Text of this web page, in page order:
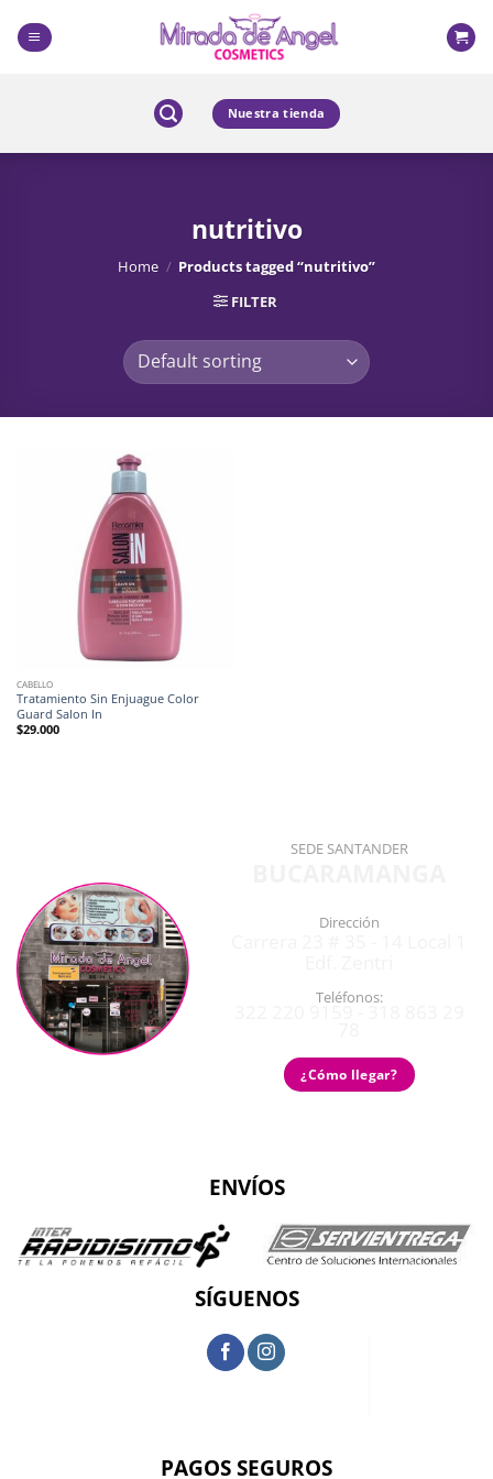
content
Nuestra tienda
nutritivo
Home / Products tagged “nutritivo”
FILTER
CABELLO
Tratamiento Sin Enjuague Color
Guard Salon In
$29.000
SEDE SANTANDER
Dirección
Teléfonos:
¿Cómo llegar?
ENVÍOS
SÍGUENOS
PAGOS SEGUROS